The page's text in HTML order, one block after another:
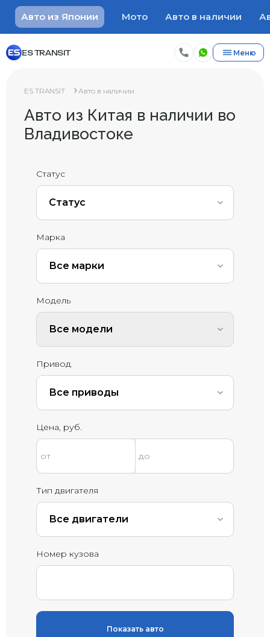
Авто из Японии Мото Авто в наличии
ES TRANSIT Меню
ES TRANSIT Авто в наличии
Авто из Китая в наличии во
Владивостоке
Статус
Статус
Марка
Все марки
Модель
Все модели
Привод
Все приводы
Цена, руб.
Тип двигателя
Все двигатели
Номер кузова
Показать авто